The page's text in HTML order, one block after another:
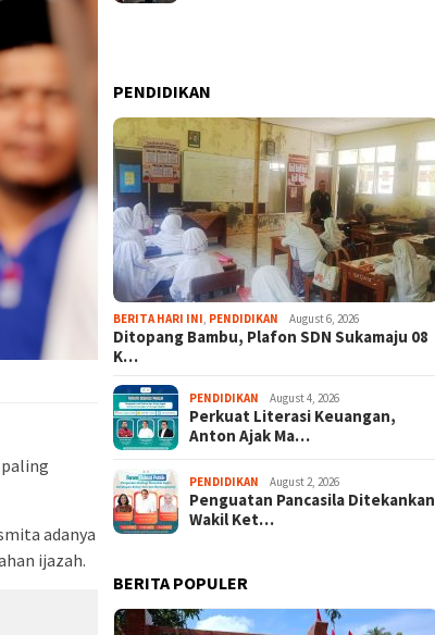
adanya
ijazah.
PENDIDIKAN
BERITA HARI INI PENDIDIKAN August 6, 2026
Ditopang Bambu, Plafon SDN Sukamaju 08
K…
PENDIDIKAN August 4, 2026
Perkuat Literasi Keuangan,
Anton Ajak Ma…
PENDIDIKAN August 2, 2026
Penguatan Pancasila Ditekankan
Wakil Ket…
BERITA POPULER